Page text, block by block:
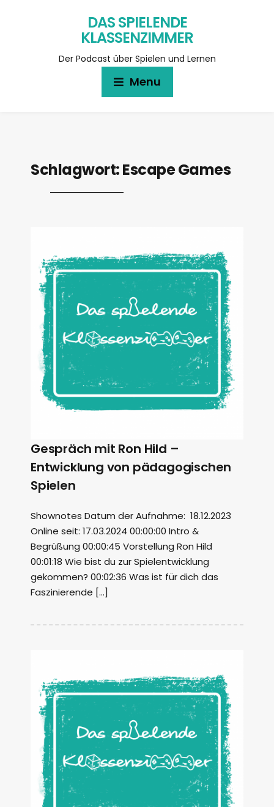
DAS SPIELENDE
KLASSENZIMMER
Der Podcast über Spielen und Lernen
Menu
Schlagwort:Escape Games
Gespräch mit Ron Hild –
Entwicklung von pädagogischen
Spielen
Shownotes Datum der Aufnahme: 18.12.2023
Online seit: 17.03.2024 00:00:00 Intro &
Begrüßung 00:00:45 Vorstellung Ron Hild
00:01:18 Wie bist du zur Spielentwicklung
gekommen? 00:02:36 Was ist für dich das
Faszinierende […]